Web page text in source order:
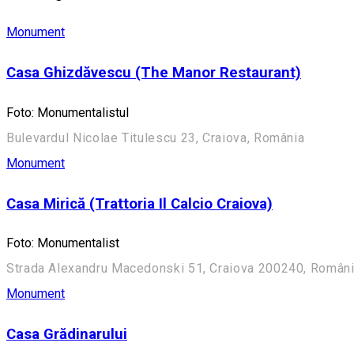
Monument
Casa Ghizdăvescu (The Manor Restaurant)
Foto: Monumentalistul
Bulevardul Nicolae Titulescu 23, Craiova, România
Monument
Casa Mirică (Trattoria Il Calcio Craiova)
Foto: Monumentalist
Strada Alexandru Macedonski 51, Craiova 200240,
Monument
Casa Grădinarului